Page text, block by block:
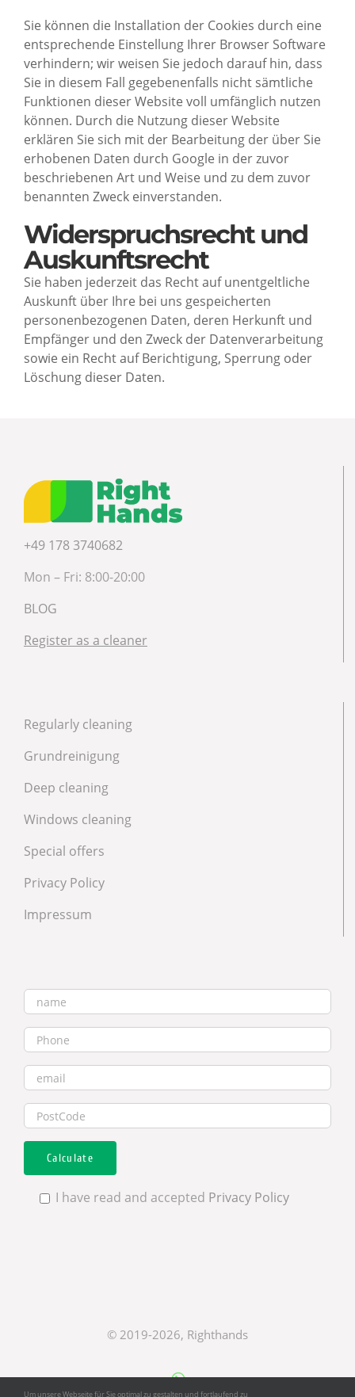
Sie können die Installation der Cookies durch eine
entsprechende Einstellung Ihrer Browser Software
verhindern; wir weisen Sie jedoch darauf hin, dass
Sie in diesem Fall gegebenenfalls nicht sämtliche
Funktionen dieser Website voll umfänglich nutzen
können. Durch die Nutzung dieser Website
erklären Sie sich mit der Bearbeitung der über Sie
erhobenen Daten durch Google in der zuvor
beschriebenen Art und Weise und zu dem zuvor
benannten Zweck einverstanden.
Widerspruchsrecht und
Auskunftsrecht
Sie haben jederzeit das Recht auf unentgeltliche
Auskunft über Ihre bei uns gespeicherten
personenbezogenen Daten, deren Herkunft und
Empfänger und den Zweck der Datenverarbeitung
sowie ein Recht auf Berichtigung, Sperrung oder
Löschung dieser Daten.
+49 178 3740682
Mon – Fri: 8:00-20:00
BLOG
Register as a cleaner
Regularly cleaning
Grundreinigung
Deep cleaning
Windows cleaning
Special offers
Privacy Policy
Impressum
I have read and accepted Privacy Policy
© 2019-2026, Righthands
Whatsapp
Um unsere Webseite für Sie optimal zu gestalten und fortlaufend zu